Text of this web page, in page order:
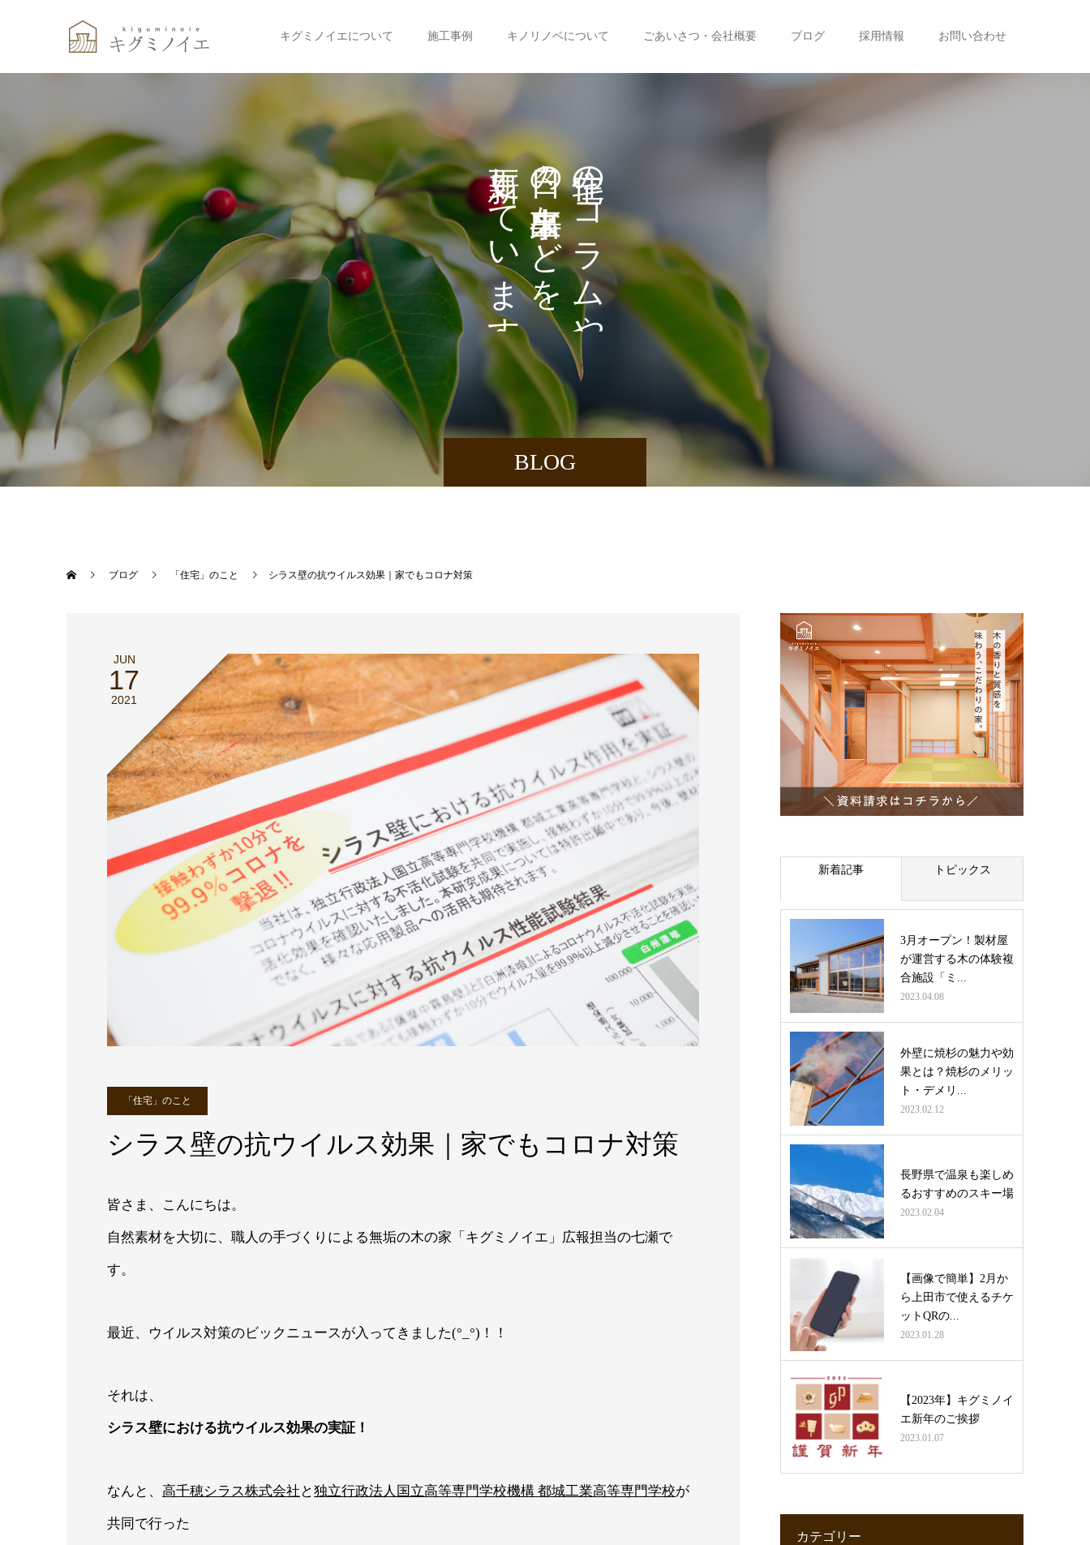
キグミノイエについて 施工事例 キノリノベについて ごあいさつ・会社概要 ブログ 採用情報 お問い合わせ
BLOG
の
コ
ラ
ム
や
の
な
ど
を
し
て
い
ま
す
ブログ 「住宅」のこと シラス壁の抗ウイルス効果｜家でもコロナ対策
JUN
17
2021
「住宅」のこと
シラス壁の抗ウイルス効果｜家でもコロナ対策
皆さま、こんにちは。
自然素材を大切に、職人の手づくりによる無垢の木の家「キグミノイエ」広報担当の七瀬で
す。
最近、ウイルス対策のビックニュースが入ってきました(°_°)！！
それは、
シラス壁における抗ウイルス効果の実証！
なんと、 高千穂シラス株式会社 と独立行政法人国立高等専門学校機構 都城工業高等専門学校が
共同で行った
新着記事 トピックス
3月オープン！製材屋
が運営する木の体験複
合施設「ミ...
2023.04.08
外壁に焼杉の魅力や効
果とは？焼杉のメリッ
ト・デメリ...
2023.02.12
長野県で温泉も楽しめ
るおすすめのスキー場
2023.02.04
【画像で簡単】2月か
ら上田市で使えるチケ
ットQRの...
2023.01.28
【2023年】キグミノイ
エ新年のご挨拶
2023.01.07
カテゴリー